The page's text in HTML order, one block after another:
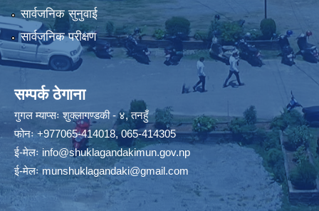
सार्वजनिक सुनुवाई
सार्वजनिक परीक्षण
सम्पर्क ठेगाना
गुगल म्याप्सःशुक्लागण्डकी - ४, तनहुँ
फोनः+977065-414018,065-414305
ई-मेलः info@shuklagandakimun.gov.np
ई-मेलःmunshuklagandaki@gmail.com